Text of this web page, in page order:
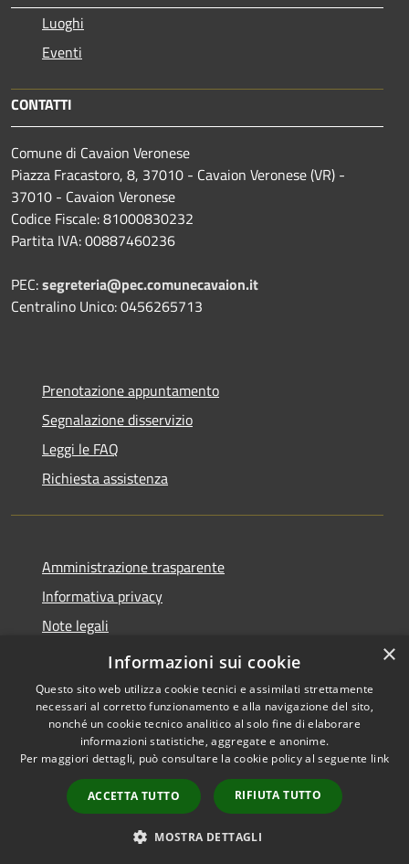
Luoghi
Eventi
CONTATTI
Comune di Cavaion Veronese
Piazza Fracastoro, 8, 37010 - Cavaion Veronese (VR) -
37010 - Cavaion Veronese
Codice Fiscale: 81000830232
Partita IVA: 00887460236
PEC:segreteria@pec.comunecavaion.it
Centralino Unico: 0456265713
Prenotazione appuntamento
Segnalazione disservizio
Leggi le FAQ
Richiesta assistenza
Amministrazione trasparente
Informativa privacy
Note legali
Dichiarazione di accessibilità
Accessibilità
Copyright © 2026 • Comune di
Cavaion Veronese • Powered
byMunicipium
Accesso
redazione
×
Informazioni sui cookie
Questo sito web utilizza cookie tecnici e assimilati strettamente
necessari al corretto funzionamento e alla navigazione del sito,
nonché un cookie tecnico analitico al solo fine di elaborare
informazioni statistiche, aggregate e anonime.
Per maggiori dettagli, può consultare la cookie policy al seguente link
ACCETTA TUTTO RIFIUTA TUTTO
MOSTRA DETTAGLI